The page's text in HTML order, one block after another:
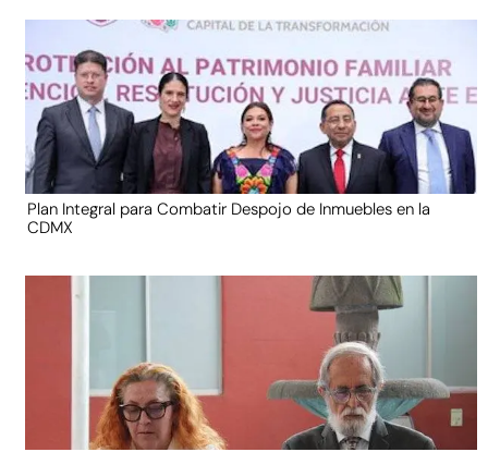
Plan Integral para Combatir Despojo de Inmuebles en la
CDMX